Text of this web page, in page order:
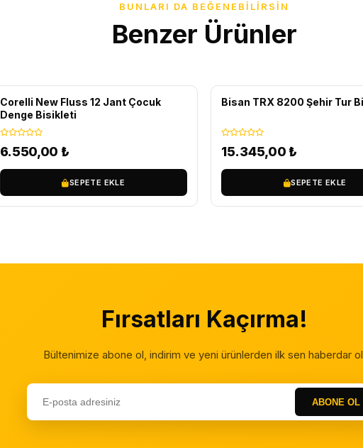
BUNLARI DA BEĞENEBILIRSIN
Benzer Ürünler
Corelli New Fluss 12 Jant Çocuk
Denge Bisikleti
6.550,00 ₺
SEPETE EKLE
Bisan TRX 8200 Şehir Tur
15.345,00 ₺
SEPETE EKLE
Fırsatları Kaçırma!
Bültenimize abone ol, indirim ve yeni ürünlerden ilk sen haberdar
ABONE OL